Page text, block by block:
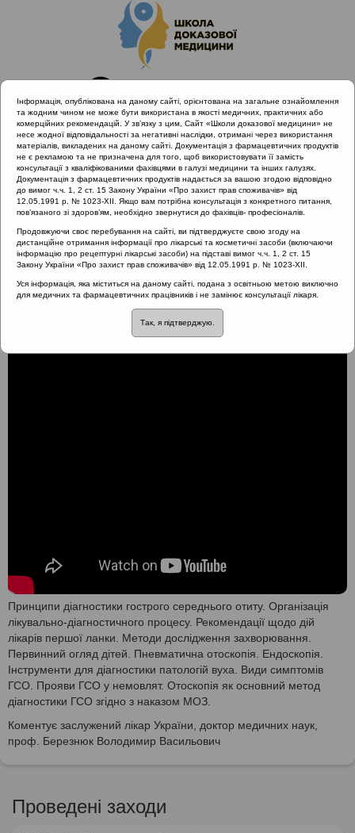
Головна
Проведені заходи
Міждисциплінарний підхід до діагностики та лікування
гострого риносинуситу та отиту з позицій доказової медицини
Гострий середній отит: принципи діагностики
Гострий середній отит:
принципи діагностики
Принципи діагностики гострого середнього отиту. Організація
лікувально-діагностичного процесу. Рекомендації щодо дій
лікарів першої ланки. Методи дослідження захворювання.
Первинний огляд дітей. Пневматична отоскопія. Ендоскопія.
Інструменти для діагностики патологій вуха. Види симптомів
ГСО. Прояви ГСО у немовлят. Отоскопія як основний метод
діагностики ГСО згідно з наказом МОЗ.
Коментує заслужений лікар України, доктор медичних наук,
проф. Березнюк Володимир Васильович
Проведені заходи
Інформація, опублікована на даному сайті, орієнтована на загальне ознайомлення
та жодним чином не може бути використана в якості медичних, практичних або
комерційних рекомендацій. У зв’язку з цим, Сайт «Школи доказової медицини» не
несе жодної відповідальності за негативні наслідки, отримані через використання
матеріалів, викладених на даному сайті. Документація з фармацевтичних продуктів
не є рекламою та не призначена для того, щоб використовувати її замість
консультації з кваліфікованими фахівцями в галузі медицини та інших галузях.
Документація з фармацевтичних продуктів надається за вашою згодою відповідно
до вимог ч.ч. 1, 2 ст. 15 Закону України «Про захист прав споживачів» від
12.05.1991 р. № 1023-XII. Якщо вам потрібна консультація з конкретного питання,
пов’язаного зі здоров’ям, необхідно звернутися до фахівців- професіоналів.
Продовжуючи своє перебування на сайті, ви підтверджуєте свою згоду на
дистанційне отримання інформації про лікарські та косметичні засоби (включаючи
інформацію про рецептурні лікарські засоби) на підставі вимог ч.ч. 1, 2 ст. 15
Закону України «Про захист прав споживачів» від 12.05.1991 р. № 1023-XII.
Уся інформація, яка міститься на даному сайті, подана з освітньою метою виключно
для медичних та фармацевтичних працівників і не замінює консультації лікаря.
Так, я підтверджую.